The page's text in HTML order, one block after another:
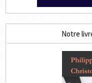
Notre